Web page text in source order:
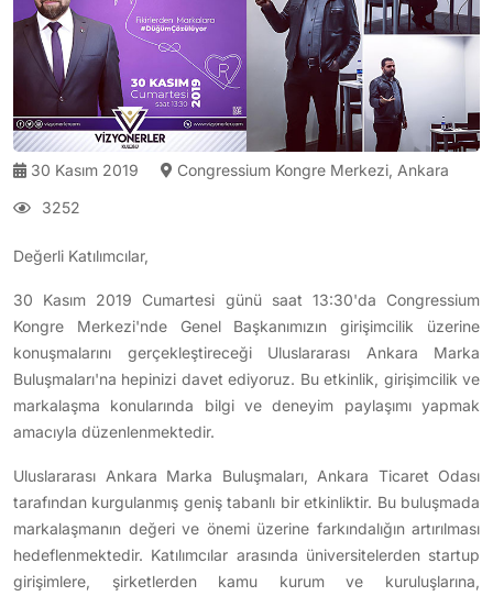
30 Kasım 2019
Congressium Kongre Merkezi, Ankara
3252
Değerli Katılımcılar,
30 Kasım 2019 Cumartesi günü saat 13:30'da Congressium
Kongre Merkezi'nde Genel Başkanımızın girişimcilik üzerine
konuşmalarını gerçekleştireceği Uluslararası Ankara Marka
Buluşmaları'na hepinizi davet ediyoruz. Bu etkinlik, girişimcilik ve
markalaşma konularında bilgi ve deneyim paylaşımı yapmak
amacıyla düzenlenmektedir.
Uluslararası Ankara Marka Buluşmaları, Ankara Ticaret Odası
tarafından kurgulanmış geniş tabanlı bir etkinliktir. Bu buluşmada
markalaşmanın değeri ve önemi üzerine farkındalığın artırılması
hedeflenmektedir. Katılımcılar arasında üniversitelerden startup
girişimlere, şirketlerden kamu kurum ve kuruluşlarına,